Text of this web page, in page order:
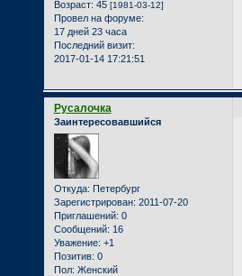
Возраст: 45 [1981-03-12]
Провел на форуме:
17 дней 23 часа
Последний визит:
2017-01-14 17:21:51
Русалочка
Заинтересовавшийся
Откуда: Петербург
Зарегистрирован: 2011-07-20
Приглашений: 0
Сообщений: 16
Уважение: +1
Позитив: 0
Пол: Женский